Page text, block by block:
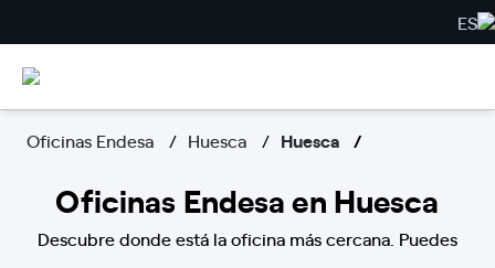
ES
Oficinas Endesa Huesca Huesca
Oficinas Endesa en Huesca
Descubre donde está la oficina más cercana. Puedes